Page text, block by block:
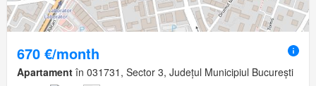
670 €/month
Apartament în 031731, Sector 3, Județul Municipiul București